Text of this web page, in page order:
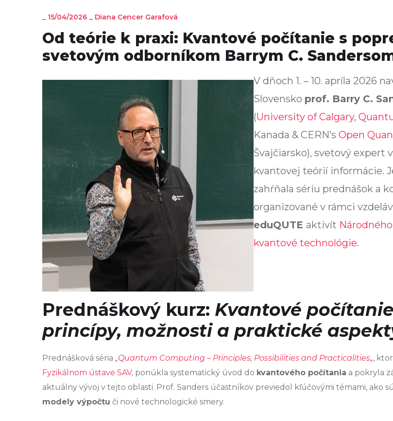
15/04/2026 Diana Cencer Garafová
Od teórie k praxi: Kvantové počítanie s
svetovým odborníkom Barrym C.
V dňoch 1. – 10. apríla 2026
Slovensko prof. Barry C.
(University of Calgary,
Kanada & CERN’s Open
Švajčiarsko), svetový expert
kvantovej teórií informácie.
zahŕňala sériu prednášok a
organizované v rámci
eduQUTE aktivít
kvantové technológie.
Prednáškový kurz: Kvantové
princípy, možnosti a praktické
Prednášková séria „Quantum Computing – Principles, Possibilities and Practicalities„,
Fyzikálnom ústave SAV, ponúkla systematický úvod do kvantového počítania a pokryla
aktuálny vývoj v tejto oblasti. Prof. Sanders účastníkov previedol kľúčovými témami, ako sú
modely výpočtu či nové technologické smery.